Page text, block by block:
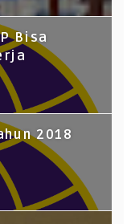
Bisa
2018